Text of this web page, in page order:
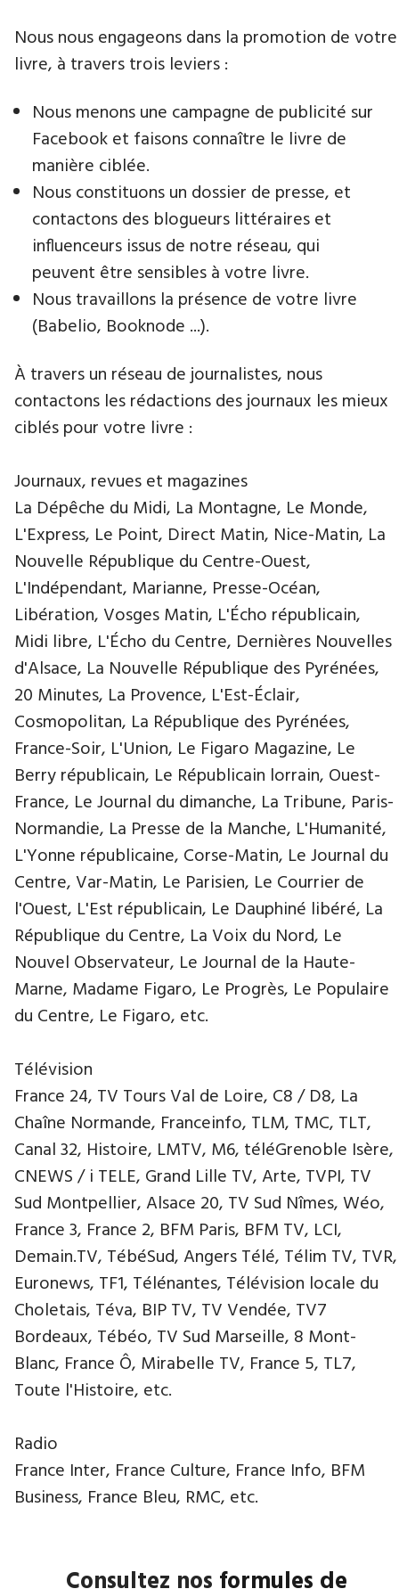
Nous nous engageons dans la promotion de votre
livre, à travers trois leviers :
Nous menons une campagne de publicité sur
Facebook et faisons connaître le livre de
manière ciblée.
Nous constituons un dossier de presse, et
contactons des blogueurs littéraires et
influenceurs issus de notre réseau, qui
peuvent être sensibles à votre livre.
Nous travaillons la présence de votre livre
(Babelio, Booknode ...).
À travers un réseau de journalistes, nous
contactons les rédactions des journaux les mieux
ciblés pour votre livre :
Journaux, revues et magazines
La Dépêche du Midi, La Montagne, Le Monde,
L'Express, Le Point, Direct Matin, Nice-Matin, La
Nouvelle République du Centre-Ouest,
L'Indépendant, Marianne, Presse-Océan,
Libération, Vosges Matin, L'Écho républicain,
Midi libre, L'Écho du Centre, Dernières Nouvelles
d'Alsace, La Nouvelle République des Pyrénées,
20 Minutes, La Provence, L'Est-Éclair,
Cosmopolitan, La République des Pyrénées,
France-Soir, L'Union, Le Figaro Magazine, Le
Berry républicain, Le Républicain lorrain, Ouest-
France, Le Journal du dimanche, La Tribune, Paris-
Normandie, La Presse de la Manche, L'Humanité,
L'Yonne républicaine, Corse-Matin, Le Journal du
Centre, Var-Matin, Le Parisien, Le Courrier de
l'Ouest, L'Est républicain, Le Dauphiné libéré, La
République du Centre, La Voix du Nord, Le
Nouvel Observateur, Le Journal de la Haute-
Marne, Madame Figaro, Le Progrès, Le Populaire
du Centre, Le Figaro, etc.
Télévision
France 24, TV Tours Val de Loire, C8 / D8, La
Chaîne Normande, Franceinfo, TLM, TMC, TLT,
Canal 32, Histoire, LMTV, M6, téléGrenoble Isère,
CNEWS / i TELE, Grand Lille TV, Arte, TVPI, TV
Sud Montpellier, Alsace 20, TV Sud Nîmes, Wéo,
France 3, France 2, BFM Paris, BFM TV, LCI,
Demain.TV, TébéSud, Angers Télé, Télim TV, TVR,
Euronews, TF1, Télénantes, Télévision locale du
Choletais, Téva, BIP TV, TV Vendée, TV7
Bordeaux, Tébéo, TV Sud Marseille, 8 Mont-
Blanc, France Ô, Mirabelle TV, France 5, TL7,
Toute l'Histoire, etc.
Radio
France Inter, France Culture, France Info, BFM
Business, France Bleu, RMC, etc.